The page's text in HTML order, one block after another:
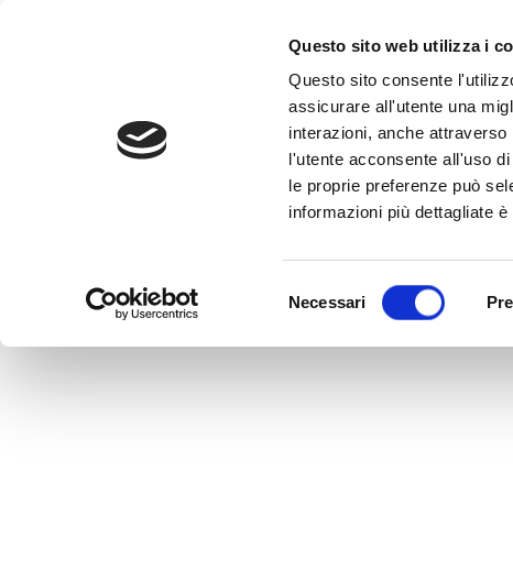
Questo sito web utilizza i
Questo sito consente
assicurare all'utente una
interazioni, anche
l'utente acconsente all'uso
le proprie preferenze può
informazioni più dettagliate
Necessari
Home>
LU1245471138